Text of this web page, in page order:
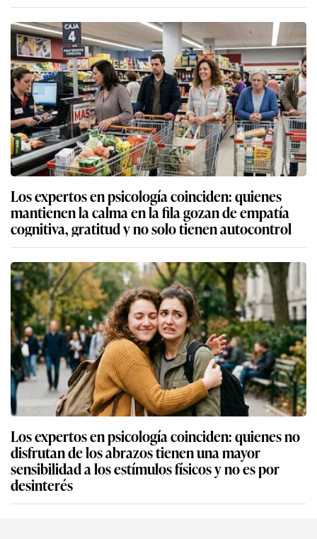
Los expertos en psicología coinciden: quienes
mantienen la calma en la fila gozan de empatía
cognitiva, gratitud y no solo tienen autocontrol
Los expertos en psicología coinciden: quienes no
disfrutan de los abrazos tienen una mayor
sensibilidad a los estímulos físicos y no es por
desinterés